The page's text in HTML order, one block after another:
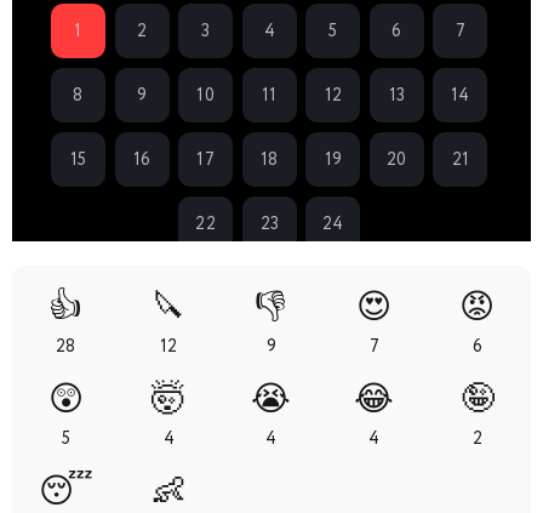
1 2 3 4 5 6 7
8 9 10 11 12 13 14
15 16 17 18 19 20 21
22 23 24
👍
28
🔪
12
👎
9
😍
7
😡
6
😲
5
🤯
4
😭
4
😂
4
🤪
2
😴 👶